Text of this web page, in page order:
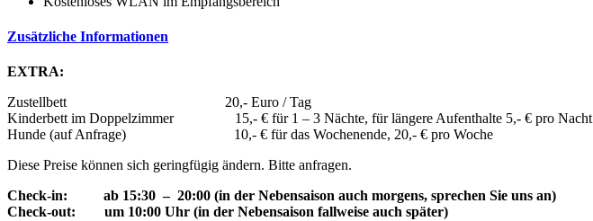
Zusätzliche Informationen
EXTRA:
Zustellbett 20,- Euro / Tag
Kinderbett im Doppelzimmer 15,- € für 1 – 3 Nächte, für längere Aufenthalte 5,- € pro Nacht
Hunde (auf Anfrage) 10,- € für das Wochenende, 20,- € pro Woche
Diese Preise können sich geringfügig ändern. Bitte anfragen.
Check-in: ab 15:30 – 20:00 (in der Nebensaison auch morgens, sprechen Sie uns an)
Check-out: um 10:00 Uhr (in der Nebensaison fallweise auch später)